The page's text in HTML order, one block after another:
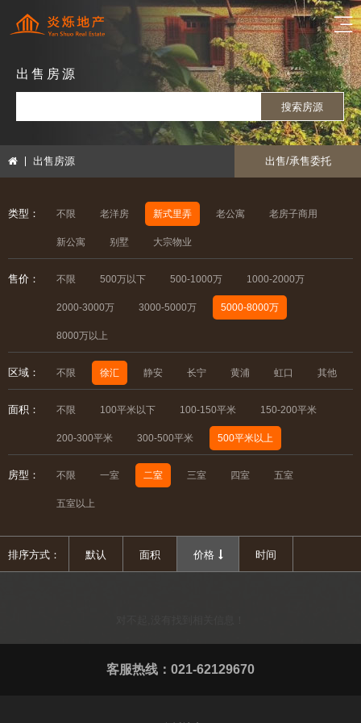
出售房源
搜索房源
出售房源 出售/承售委托
类型： 不限 老洋房 新式里弄 老公寓 老房子商用
新公寓 别墅 大宗物业
售价： 不限 500万以下 500-1000万 1000-2000万
2000-3000万 3000-5000万 5000-8000万
8000万以上
区域： 不限 徐汇 静安 长宁 黄浦 虹口 其他
面积： 不限 100平米以下 100-150平米 150-200平米
200-300平米 300-500平米 500平米以上
房型： 不限 一室 二室 三室 四室 五室
五室以上
排序方式： 默认 面积 价格 时间
客服热线：021-62129670